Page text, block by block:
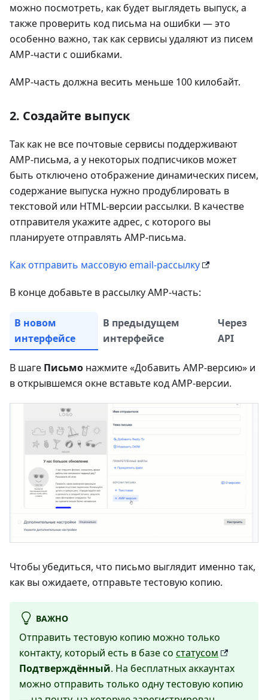
можно посмотреть, как будет выглядеть выпуск, а
также проверить код письма на ошибки — это
особенно важно, так как сервисы удаляют из писем
AMP-части с ошибками.
AMP-часть должна весить меньше 100 килобайт.
2. Создайте выпуск
Так как не все почтовые сервисы поддерживают
AMP-письма, а у некоторых подписчиков может
быть отключено отображение динамических писем,
содержание выпуска нужно продублировать в
текстовой или HTML-версии рассылки. В качестве
отправителя укажите адрес, с которого вы
планируете отправлять AMP-письма.
Как отправить массовую email-рассылку
В конце добавьте в рассылку AMP-часть:
В новом
интерфейсе
В предыдущем
интерфейсе
Через
API
В шаге Письмо нажмите «Добавить AMP-версию» и
в открывшемся окне вставьте код AMP-версии.
Чтобы убедиться, что письмо выглядит именно так,
как вы ожидаете, отправьте тестовую копию.
ВАЖНО
Отправить тестовую копию можно только
контакту, который есть в базе со статусом
Подтверждённый. На бесплатных аккаунтах
можно отправить только одну тестовую копию